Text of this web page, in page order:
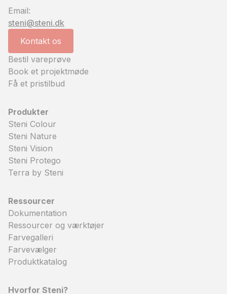
Email:
steni@steni.dk
Kontakt os
Bestil vareprøve
Book et projektmøde
Få et pristilbud
Produkter
Steni Colour
Steni Nature
Steni Vision
Steni Protego
Terra by Steni
Ressourcer
Dokumentation
Ressourcer og værktøjer
Farvegalleri
Farvevælger
Produktkatalog
Hvorfor Steni?